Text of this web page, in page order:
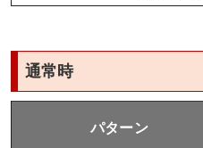
通常時
パターン